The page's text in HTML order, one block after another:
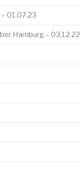
01.07.23
Hamburg – 03.12.22